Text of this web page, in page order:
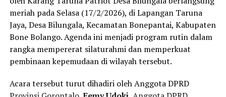
merupakan salah satu lembaga pendidikan unggulan di
wilayah itu.
meriah pada Selasa (17/2/2026), di Lapangan Taruna
Jaya, Desa Bilungala, Kecamatan Bonepantai, Kabupaten
Bone Bolango. Agenda ini menjadi program rutin dalam
rangka mempererat silaturahmi dan memperkuat
pembinaan kepemudaan di wilayah tersebut.
Acara tersebut turut dihadiri oleh Anggota DPRD